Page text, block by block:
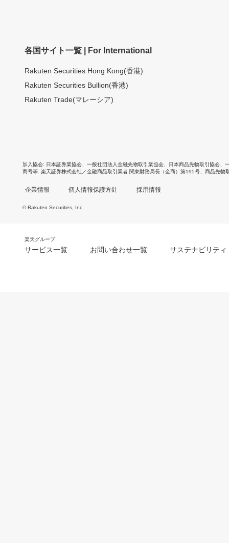
各国サイト一覧 | For International
Rakuten Securities Hong Kong(香港)
Rakuten Securities Bullion(香港)
Rakuten Trade(マレーシア)
加入協会 日本証券業協会 一般社団法人金融先物取引業協会 日本商品先物取引協会
商号等 楽天証券株式会社／金融商品取引業者 関東財務局長（金商）第195号、商品先物
企業情報 個人情報保護方針 採用情報
© Rakuten Securities, Inc.
楽天グループ
サービス一覧 お問い合わせ一覧 サステナビリティ